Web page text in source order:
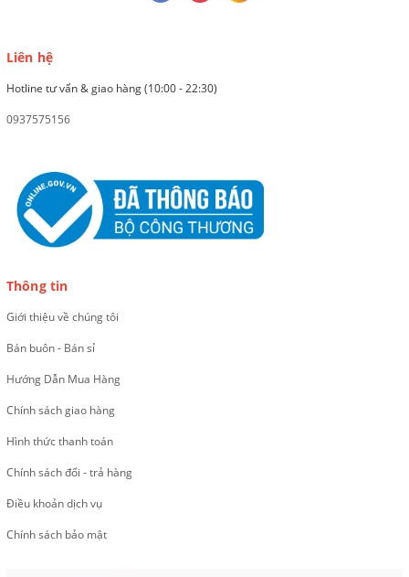
Liên hệ
Hotline tư vấn & giao hàng (10:00 - 22:30)
0937575156
Thông tin
Giới thiệu về chúng tôi
Bán buôn - Bán sỉ
Hướng Dẫn Mua Hàng
Chính sách giao hàng
Hình thức thanh toán
Chính sách đổi - trả hàng
Điều khoản dịch vụ
Chính sách bảo mật